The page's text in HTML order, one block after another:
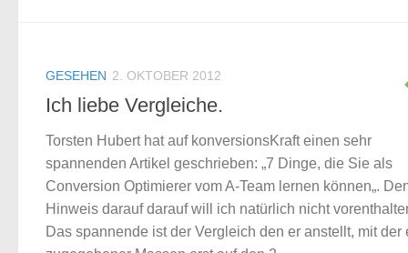
GESEHEN 2. OKTOBER 2012
Ich liebe Vergleiche.
Torsten Hubert hat auf konversionsKraft einen sehr
spannenden Artikel geschrieben: „7 Dinge, die Sie als
Conversion Optimierer vom A-Team lernen können„.
Hinweis darauf darauf will ich natürlich nicht
Das spannende ist der Vergleich den er anstellt, mit der